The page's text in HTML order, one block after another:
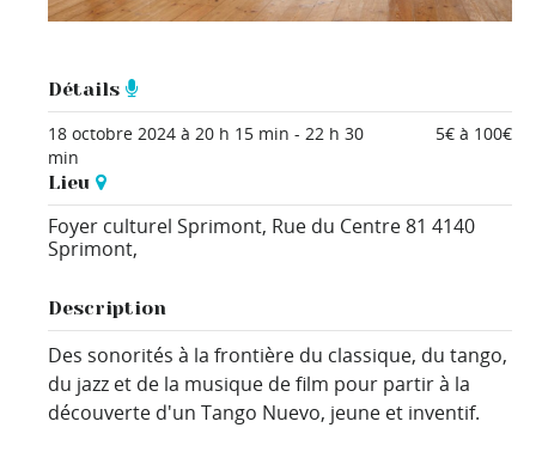
Détails
18 octobre 2024 à 20 h 15 min -22 h 30
min
5€ à 100€
Lieu
Foyer culturel Sprimont, Rue du Centre 81 4140
Sprimont,
Description
Des sonorités à la frontière du classique, du tango,
du jazz et de la musique de film pour partir à la
découverte d'un Tango Nuevo, jeune et inventif.